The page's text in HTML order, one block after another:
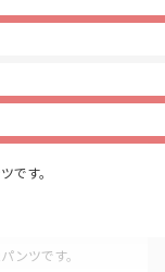
です。
ンツです。